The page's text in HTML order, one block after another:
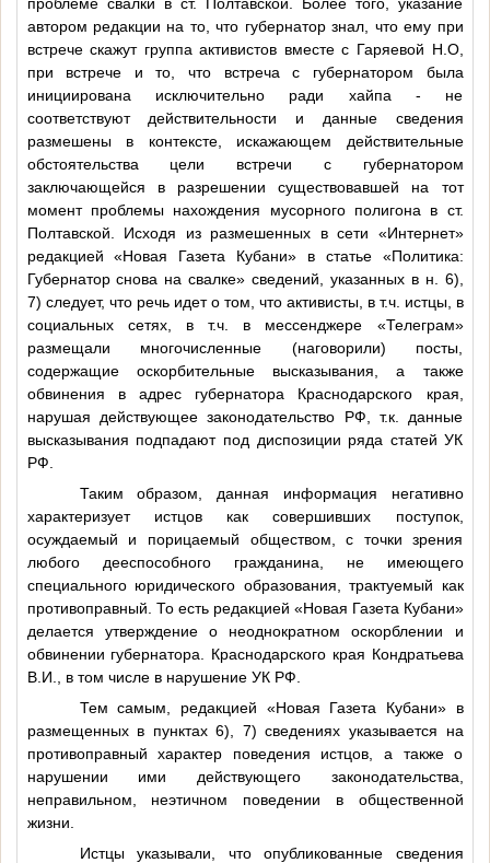
автором редакции на то, что губернатор знал, что ему при
встрече скажут группа активистов вместе с Гаряевой Н.О,
при встрече и то, что встреча с губернатором была
инициирована исключительно ради хайпа - не
соответствуют действительности и данные сведения
размешены в контексте, искажающем действительные
обстоятельства цели встречи с губернатором
заключающейся в разрешении существовавшей на тот
момент проблемы нахождения мусорного полигона в ст.
Полтавской. Исходя из размешенных в сети «Интернет»
редакцией «Новая Газета Кубани» в статье «Политика:
Губернатор снова на свалке» сведений, указанных в н. 6),
7) следует, что речь идет о том, что активисты, в т.ч. истцы, в
социальных сетях, в т.ч. в мессенджере «Телеграм»
размещали многочисленные (наговорили) посты,
содержащие оскорбительные высказывания, а также
обвинения в адрес губернатора Краснодарского края,
нарушая действующее законодательство РФ, т.к. данные
высказывания подпадают под диспозиции ряда статей УК
РФ.
Таким образом, данная информация негативно
характеризует истцов как совершивших поступок,
осуждаемый и порицаемый обществом, с точки зрения
любого дееспособного гражданина, не имеющего
специального юридического образования, трактуемый как
противоправный. То есть редакцией «Новая Газета Кубани»
делается утверждение о неоднократном оскорблении и
обвинении губернатора. Краснодарского края Кондратьева
В.И., в том числе в нарушение УК РФ.
Тем самым, редакцией «Новая Газета Кубани» в
размещенных в пунктах 6), 7) сведениях указывается на
противоправный характер поведения истцов, а также о
нарушении ими действующего законодательства,
неправильном, неэтичном поведении в общественной
жизни.
Истцы указывали, что опубликованные сведения